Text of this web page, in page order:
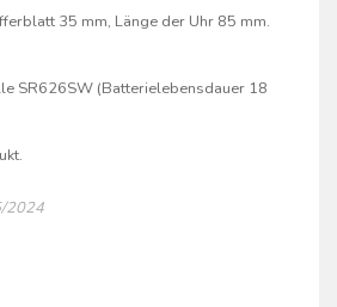
35 mm, Länge der Uhr 85 mm.
SR626SW (Batterielebensdauer 18
2024